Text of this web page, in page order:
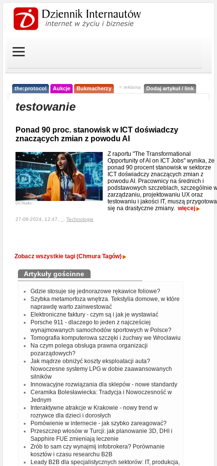
the:protocol Aukcje Bukmacherzy < reklama Dodaj artykuł / link
testowanie
Ponad 90 proc. stanowisk w ICT doświadczy
znaczących zmian z powodu AI
DCStudio
Z raportu "The Transformational
Opportunity of AI on ICT Jobs" wynika, że
ponad 90 procent stanowisk w sektorze
ICT doświadczy znaczących zmian z
powodu AI. Pracownicy na średnich i
podstawowych szczeblach, szczególnie
zarządzaniu, projektowaniu UX oraz
testowaniu i jakości IT, muszą
się na drastyczne zmiany. więcej
27-08-2024, 12:47, _, Technologie
Zobacz wszystkie tagi (Chmura Tagów)
Artykuły gościnne
Gdzie stosuje się jednorazowe rękawice foliowe?
Szybka metamorfoza wnętrza. Tekstylia domowe, w które
naprawdę warto zainwestować
Elektroniczne faktury - czym są i jak je wystawiać
Porsche 911 - dlaczego to jeden z najcześciej
wynajmowanych samochodów sportowych w Polsce?
Tomografia komputerowa szczęki i żuchwy we Wrocławiu
Na czym polega obsługa prawna organizacji
pozarządowych?
Jak mądrze obniżyć koszty eksploatacji auta?
Nowoczesne systemy LPG w dobie zaawansowanych
silników
Innowacyjne rozwiązania dla sklepów - nowe standardy
Ceramika Bolesławiecka: Tradycja i Nowoczesność w
Jednym
Interaktywne atrakcje w Krakowie - nowy trend w
rozrywce dla dzieci i dorosłych
Pomówienie w internecie - jak szybko zareagować?
Przeszczep włosów w Turcji: jak planowanie 3D, DHI i
Sapphire FUE zmieniają leczenie
Zrób to sam czy wynajmij infobrokera? Porównanie
kosztów i czasu researchu B2B
Leady B2B dla specjalistycznych sektorów: IT, produkcja,